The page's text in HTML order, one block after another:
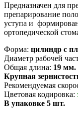
Предназначен для
препарирование
уступа и
ортопедической
Форма: цилиндр с
Диаметр рабочей
Общая длина: 19 мм.
Крупная
Рекомендуемая
Цветовая кодировка:
В упаковке 5 шт.